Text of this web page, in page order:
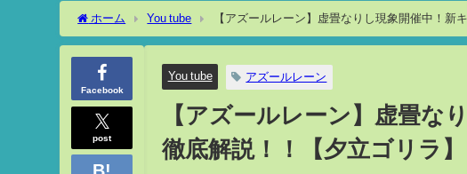
ホーム You tube 【アズールレーン】虚畳なりし現象開催中！新
Facebook
post
You tube アズールレーン
【アズールレーン】虚畳な
徹底解説！！【夕立ゴリラ】